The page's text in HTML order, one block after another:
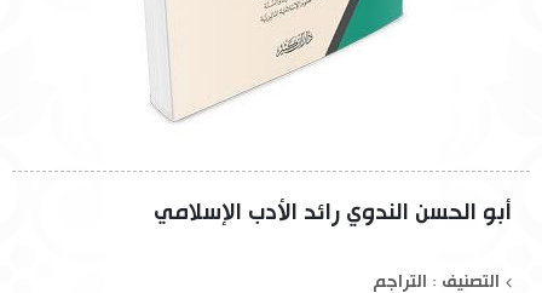
أبو الحسن الندوي رائد الأدب الإسلامي
التصنيف : التراجم